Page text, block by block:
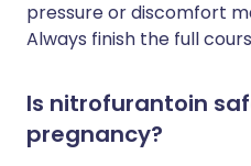
pressure or discomfort
Always finish the full
Is nitrofurantoin
pregnancy?